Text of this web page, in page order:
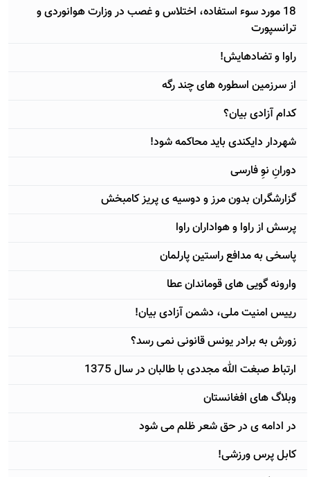
18 مورد سوء استفاده، اختلاس و غصب در وزارت هوانوردی و
ترانسپورت
راوا و تضادهايش!
از سرزمين اسطوره های چند رگه
کدام آزادی بيان؟
شهردار دايکندی بايد محاکمه شود!
دورانِ نوِ فارسی
گزارشگران بدون مرز و دوسيه ی پريز کامبخش
پرسش از راوا و هواداران راوا
پاسخی به مدافع راستين پارلمان
وارونه گويی های قوماندان عطا
رييس امنيت ملی، دشمن آزادی بيان!
زورش به برادر يونس قانونی نمی رسد؟
ارتباط صبغت الله مجددی با طالبان در سال 1375
وبلاگ های افغانستان
در ادامه ی در حق شعر ظلم می شود
کابل پرس ورزشی!